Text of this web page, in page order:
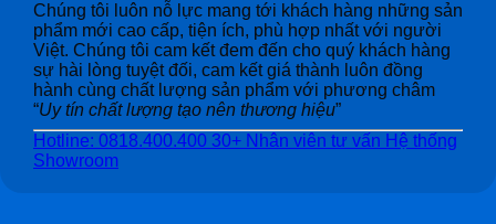
Chúng tôi luôn nỗ lực mang tới khách hàng những sản
phẩm mới cao cấp, tiện ích, phù hợp nhất với người
Việt. Chúng tôi cam kết đem đến cho quý khách hàng
sự hài lòng tuyệt đối, cam kết giá thành luôn đồng
hành cùng chất lượng sản phẩm với phương châm
“Uy tín chất lượng tạo nên thương hiệu”
Hotline: 0818.400.400 30+ Nhân viên tư vấn Hệ thống
Showroom